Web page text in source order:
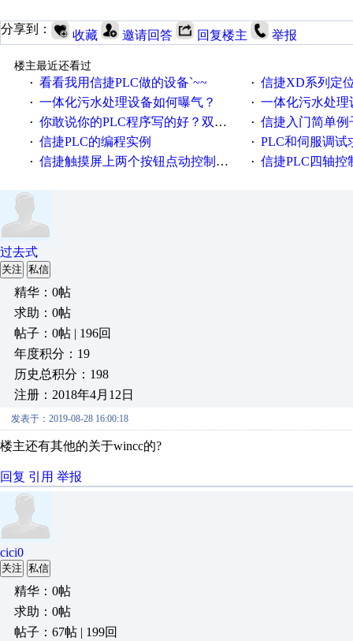
分享到： 收藏 邀请回答 回复楼主 举报
楼主最近还看过
· 看看我用信捷PLC做的设备`~~ · 信捷XD系列定
· 一体化污水处理设备如何曝气？ · 一体化污水处
· 你敢说你的PLC程序写的好？双伺服控制信捷PLC程序 · 信捷入门简单例
· 信捷PLC的编程实例 · PLC和伺服调试
· 信捷触摸屏上两个按钮点动控制电机正反转，为什么没脉冲输出 · 信捷PLC四轴控
过去式
关注 私信
精华：0帖
求助：0帖
帖子：0帖 | 196回
年度积分：19
历史总积分：198
注册：2018年4月12日
发表于：2019-08-28 16:00:18
楼主还有其他的关于wincc的?
回复 引用 举报
cici0
关注 私信
精华：0帖
求助：0帖
帖子：67帖 | 199回